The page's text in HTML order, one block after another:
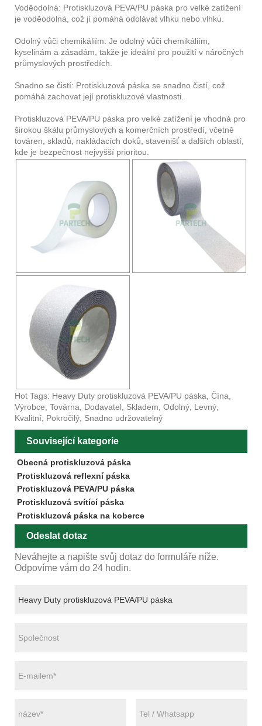
Voděodolná: Protiskluzová PEVA/PU páska pro velké zatížení
je voděodolná, což jí pomáhá odolávat vlhku nebo vlhku.
Odolný vůči chemikáliím: Je odolný vůči chemikáliím,
kyselinám a zásadám, takže je ideální pro použití v náročných
průmyslových prostředích.
Snadno se čistí: Protiskluzová páska se snadno čistí, což
pomáhá zachovat její protiskluzové vlastnosti.
Protiskluzová PEVA/PU páska pro velké zatížení je vhodná pro
širokou škálu průmyslových a komerčních prostředí, včetně
továren, skladů, nakládacích doků, stavenišť a dalších oblastí,
kde je bezpečnost nejvyšší prioritou.
Hot Tags: Heavy Duty protiskluzová PEVA/PU páska, Čína,
Výrobce, Továrna, Dodavatel, Skladem, Odolný, Levný,
Kvalitní, Pokročilý, Snadno udržovatelný
Související kategorie
Obecná protiskluzová páska
Protiskluzová reflexní páska
Protiskluzová PEVA/PU páska
Protiskluzová svítící páska
Protiskluzová páska na koberce
Odeslat dotaz
Neváhejte a napište svůj dotaz do formuláře níže.
Odpovíme vám do 24 hodin.